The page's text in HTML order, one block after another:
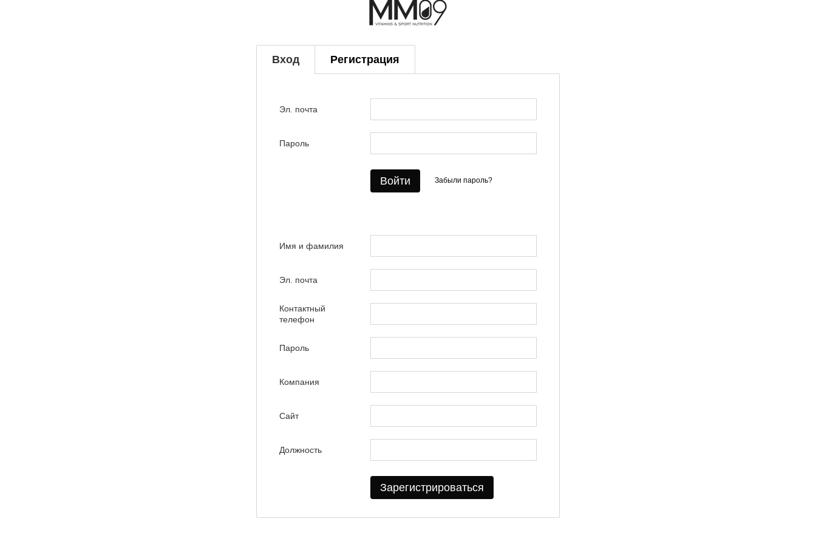
Вход Регистрация
Эл. почта
Пароль
Войти Забыли пароль?
Имя и фамилия
Эл. почта
Контактный
телефон
Пароль
Компания
Сайт
Должность
Зарегистрироваться